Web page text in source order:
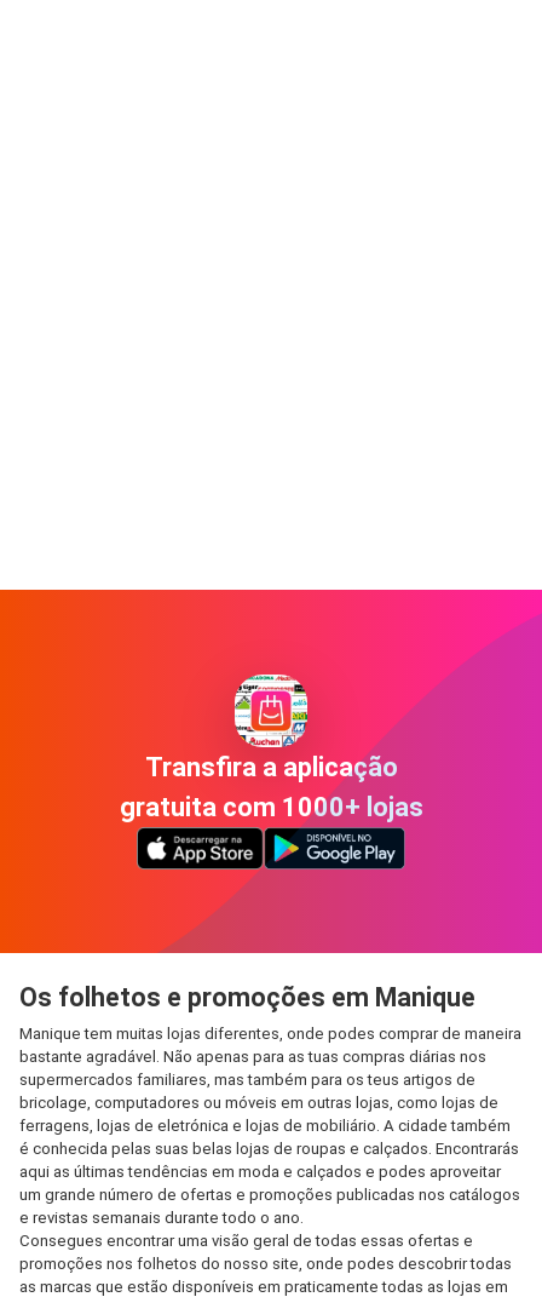
Transfira a aplicação
gratuita com 1000+ lojas
Os folhetos e promoções em Manique
Manique tem muitas lojas diferentes, onde podes comprar de maneira
bastante agradável. Não apenas para as tuas compras diárias nos
supermercados familiares, mas também para os teus artigos de
bricolage, computadores ou móveis em outras lojas, como lojas de
ferragens, lojas de eletrónica e lojas de mobiliário. A cidade também
é conhecida pelas suas belas lojas de roupas e calçados. Encontrarás
aqui as últimas tendências em moda e calçados e podes aproveitar
um grande número de ofertas e promoções publicadas nos catálogos
e revistas semanais durante todo o ano.
Consegues encontrar uma visão geral de todas essas ofertas e
promoções nos folhetos do nosso site, onde podes descobrir todas
as marcas que estão disponíveis em praticamente todas as lojas em